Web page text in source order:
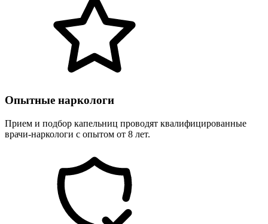
Опытные наркологи
Прием и подбор капельниц проводят квалифицированные
врачи-наркологи с опытом от 8 лет.